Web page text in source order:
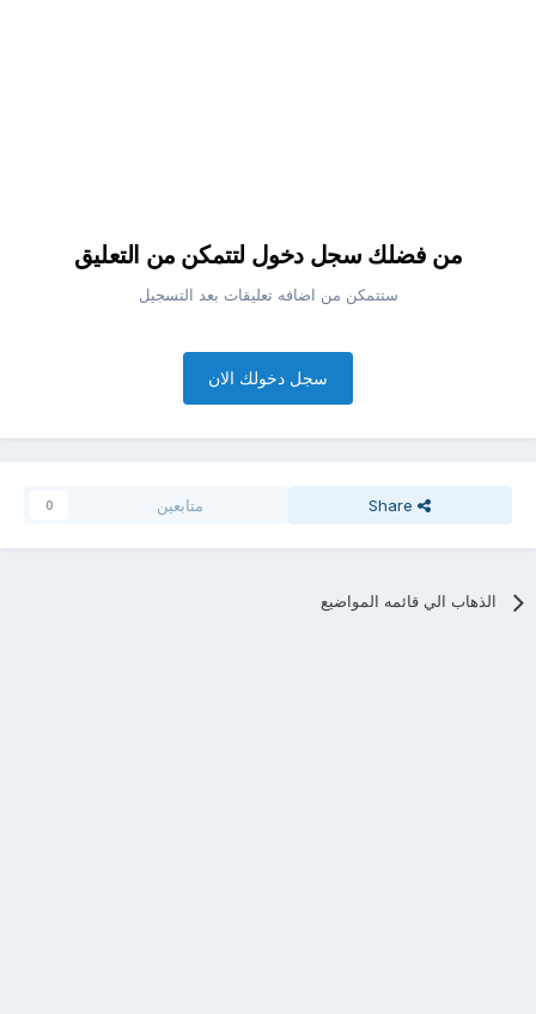
من فضلك سجل دخول لتتمكن من التعليق
ستتمكن من اضافه تعليقات بعد التسجيل
سجل دخولك الان
Share متابعين 0
الذهاب الي قائمه المواضيع